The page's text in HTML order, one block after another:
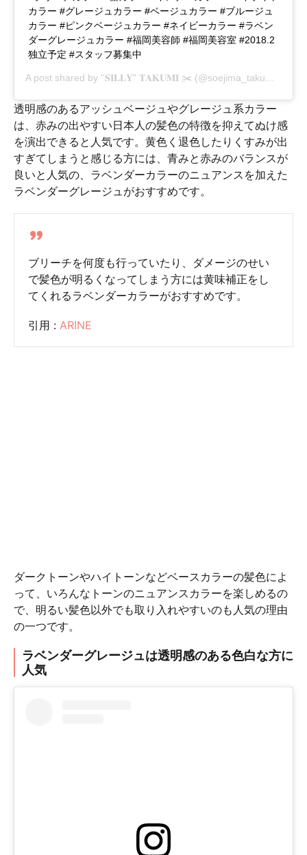
カラー #グレージュカラー #ベージュカラー #ブルージュ
カラー #ピンクベージュカラー #ネイビーカラー #ラベン
ダーグレージュカラー #福岡美容師 #福岡美容室 #2018.2
独立予定 #スタッフ募集中
A post shared by ''𝐒𝐈𝐋𝐋𝐘" 𝐓𝐀𝐊𝐔𝐌𝐈 ✂️ (@soejima_takumi) on
透明感のあるアッシュベージュやグレージュ系カラー
は、赤みの出やすい日本人の髪色の特徴を抑えてぬけ感
を演出できると人気です。黄色く退色したりくすみが出
すぎてしまうと感じる方には、青みと赤みのバランスが
良いと人気の、ラベンダーカラーのニュアンスを加えた
ラベンダーグレージュがおすすめです。
ブリーチを何度も行っていたり、ダメージのせい
で髪色が明るくなってしまう方には黄味補正をし
てくれるラベンダーカラーがおすすめです。
引用 : ARINE
ダークトーンやハイトーンなどベースカラーの髪色によ
って、いろんなトーンのニュアンスカラーを楽しめるの
で、明るい髪色以外でも取り入れやすいのも人気の理由
の一つです。
ラベンダーグレージュは透明感のある色白な方に
人気